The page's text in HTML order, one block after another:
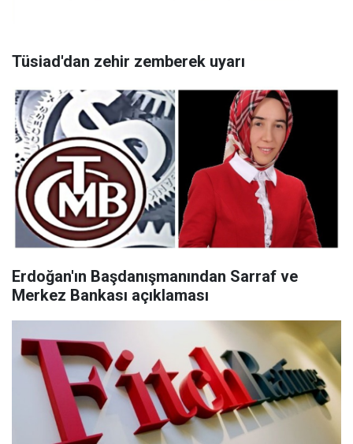
Tüsiad'dan zehir zemberek uyarı
Erdoğan'ın Başdanışmanından Sarraf ve
Merkez Bankası açıklaması